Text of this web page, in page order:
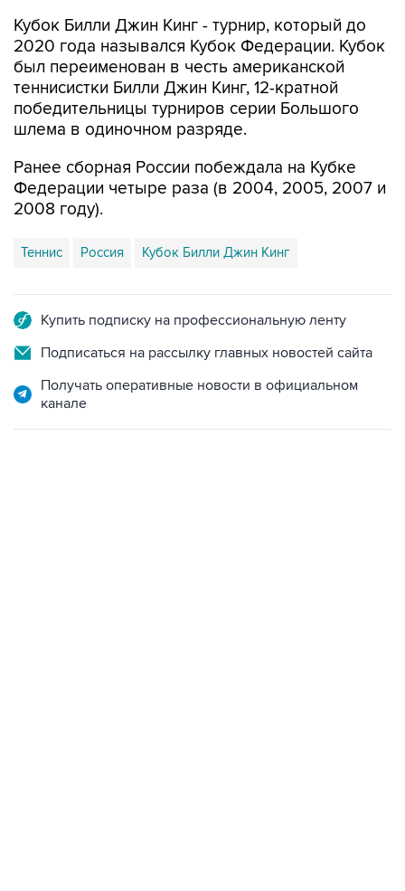
Кубок Билли Джин Кинг - турнир, который до
2020 года назывался Кубок Федерации. Кубок
был переименован в честь американской
теннисистки Билли Джин Кинг, 12-кратной
победительницы турниров серии Большого
шлема в одиночном разряде.
Ранее сборная России побеждала на Кубке
Федерации четыре раза (в 2004, 2005, 2007 и
2008 году).
Теннис Россия Кубок Билли Джин Кинг
Купить подписку на профессиональную ленту
Подписаться на рассылку главных новостей сайта
Получать оперативные новости в официальном
канале